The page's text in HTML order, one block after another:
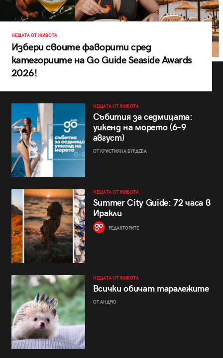
НЕЩАТА ОТ ЖИВОТА
Избери своите фаворити сред
категориите на Go Guide Seaside Awards
2026!
НЕЩАТА ОТ ЖИВОТА
Събития за седмицата:
уикенд на морето (6–9
август)
ОТ КРИСТИЯНА БУРДЕВА
НЕЩАТА ОТ ЖИВОТА
Summer City Guide: 72 часа в
Иракли
РЕДАКТОРИТЕ
НЕЩАТА ОТ ЖИВОТА
Всички обичат таралежите
ОТ АНДРЮ